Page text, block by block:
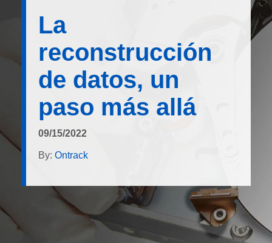
La
reconstrucción
de datos, un
paso más allá
09/15/2022
By: Ontrack